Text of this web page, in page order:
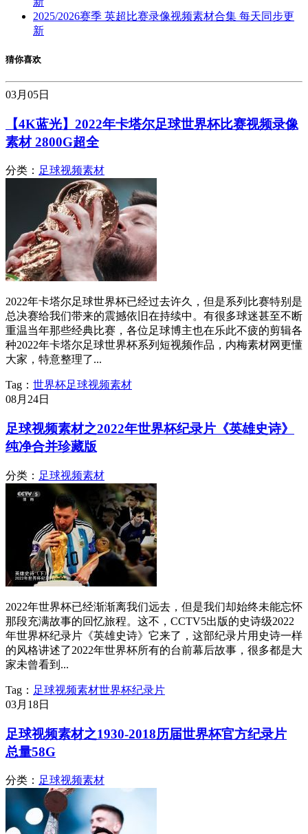
2025/2026赛季 英超比赛录像视频素材合集 每天同步更
新
猜你喜欢
03月 05日
【4K蓝光】2022年卡塔尔足球世界杯比赛视频录像
素材 2800G超全
分类： 足球视频素材
2022年卡塔尔足球世界杯已经过去许久，但是系列比赛特别是
总决赛给我们带来的震撼依旧在持续中。有很多球迷甚至不断
重温当年那些经典比赛，各位足球博主也在乐此不疲的剪辑各
种2022年卡塔尔足球世界杯系列短视频作品，内梅素材网更懂
大家，特意整理了...
Tag： 世界杯足球视频素材
08月 24日
足球视频素材之2022年世界杯纪录片《英雄史诗》
纯净合并珍藏版
分类： 足球视频素材
2022年世界杯已经渐渐离我们远去，但是我们却始终未能忘怀
那段充满故事的回忆旅程。这不，CCTV5出版的史诗级2022
年世界杯纪录片《英雄史诗》它来了，这部纪录片用史诗一样
的风格讲述了2022年世界杯所有的台前幕后故事，很多都是大
家未曾看到...
Tag： 足球视频素材世界杯纪录片
03月 18日
足球视频素材之1930-2018历届世界杯官方纪录片
总量58G
分类： 足球视频素材